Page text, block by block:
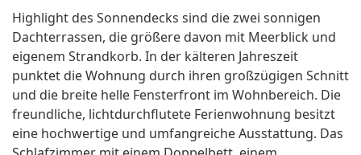
Highlight des Sonnendecks sind die zwei sonnigen
Dachterrassen, die größere davon mit Meerblick und
eigenem Strandkorb. In der kälteren Jahreszeit
punktet die Wohnung durch ihren großzügigen Schnitt
und die breite helle Fensterfront im Wohnbereich. Die
freundliche, lichtdurchflutete Ferienwohnung besitzt
eine hochwertige und umfangreiche Ausstattung. Das